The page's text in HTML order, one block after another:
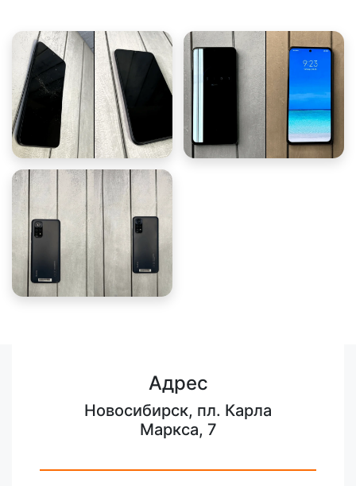
Адрес
Новосибирск, пл. Карла
Маркса, 7